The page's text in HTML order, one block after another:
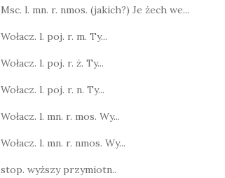
Msc. l. mn. r. nmos. (jakich?) Je żech we...
Wołacz. l. poj. r. m. Ty...
Wołacz. l. poj. r. ż. Ty...
Wołacz. l. poj. r. n. Ty...
Wołacz. l. mn. r. mos. Wy...
Wołacz. l. mn. r. nmos. Wy...
stop. wyższy przymiotn..